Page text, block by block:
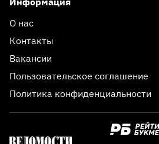
О нас
Контакты
Вакансии
Пользовательское соглашение
Политика конфиденциальности